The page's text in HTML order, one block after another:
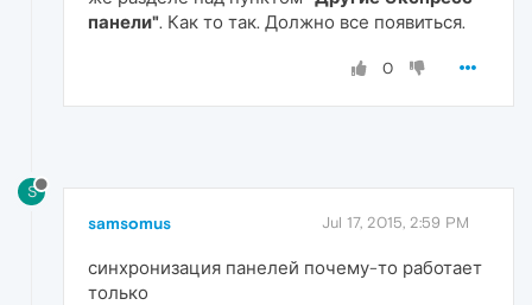
панели". Как то так. Должно все появиться.
0
S
samsomus Jul 17, 2015, 2:59 PM
синхронизация панелей почему-то работает
только